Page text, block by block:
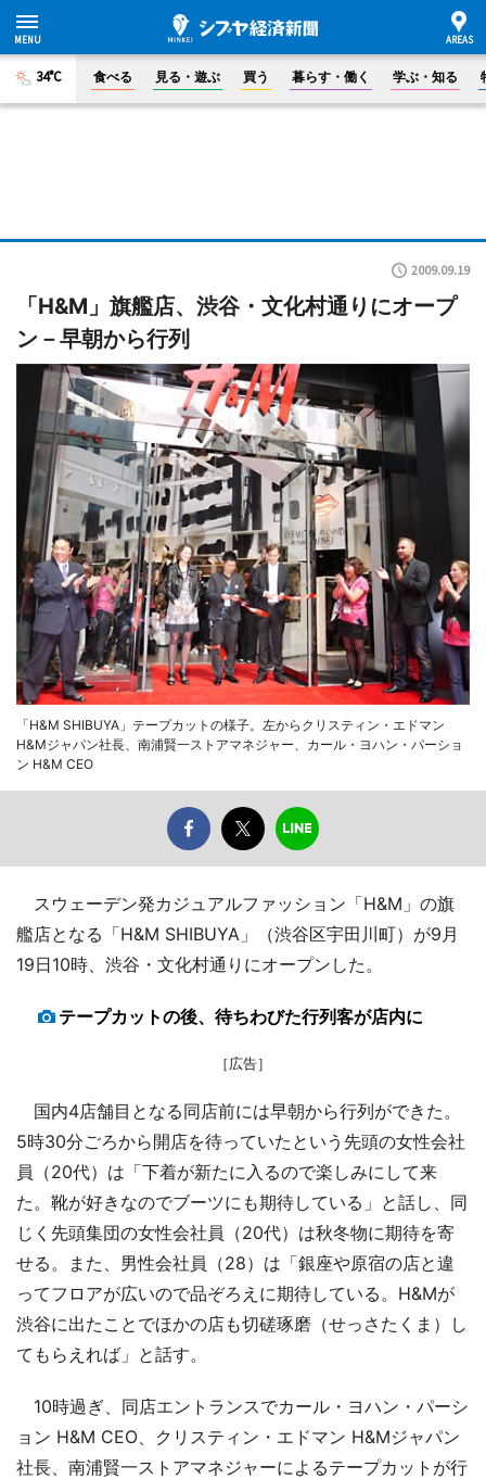
34°C 食べる 見る・遊ぶ 買う 暮らす・働く 学ぶ・知る
2009.09.19
「H&M」旗艦店、渋谷・文化村通りにオープ
ン－早朝から行列
「H&M SHIBUYA」テープカットの様子。左からクリスティン・エドマン
H&Mジャパン社長、南浦賢一ストアマネジャー、カール・ヨハン・パーショ
ン H&M CEO
スウェーデン発カジュアルファッション「H&M」の旗
艦店となる「H&M SHIBUYA」（渋谷区宇田川町）が9月
19日10時、渋谷・文化村通りにオープンした。
テープカットの後、待ちわびた行列客が店内に
［広告］
国内4店舗目となる同店前には早朝から行列ができた。
5時30分ごろから開店を待っていたという先頭の女性会社
員（20代）は「下着が新たに入るので楽しみにして来
た。靴が好きなのでブーツにも期待している」と話し、同
じく先頭集団の女性会社員（20代）は秋冬物に期待を寄
せる。また、男性会社員（28）は「銀座や原宿の店と違
ってフロアが広いので品ぞろえに期待している。H&Mが
渋谷に出たことでほかの店も切磋琢磨（せっさたくま）し
てもらえれば」と話す。
10時過ぎ、同店エントランスでカール・ヨハン・パーシ
ョン H&M CEO、クリスティン・エドマン H&Mジャパン
社長、南浦賢一ストアマネジャーによるテープカットが行